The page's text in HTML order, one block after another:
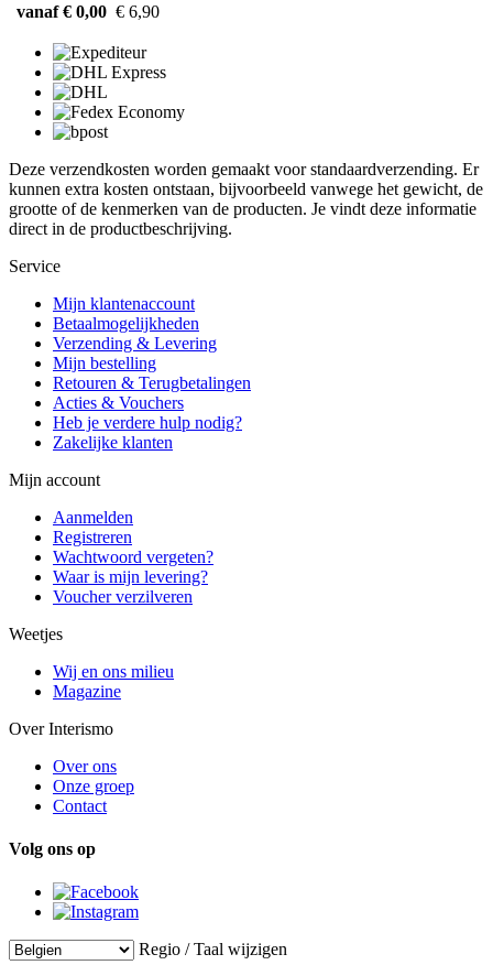
vanaf € 0,00 € 6,90
Deze verzendkosten worden gemaakt voor standaardverzending. Er
kunnen extra kosten ontstaan, bijvoorbeeld vanwege het gewicht, de
grootte of de kenmerken van de producten. Je vindt deze informatie
direct in de productbeschrijving.
Service
Mijn klantenaccount
Betaalmogelijkheden
Verzending & Levering
Mijn bestelling
Retouren & Terugbetalingen
Acties & Vouchers
Heb je verdere hulp nodig?
Zakelijke klanten
Mijn account
Aanmelden
Registreren
Wachtwoord vergeten?
Waar is mijn levering?
Voucher verzilveren
Weetjes
Wij en ons milieu
Magazine
Over Interismo
Over ons
Onze groep
Contact
Volg ons op
Regio / Taal wijzigen